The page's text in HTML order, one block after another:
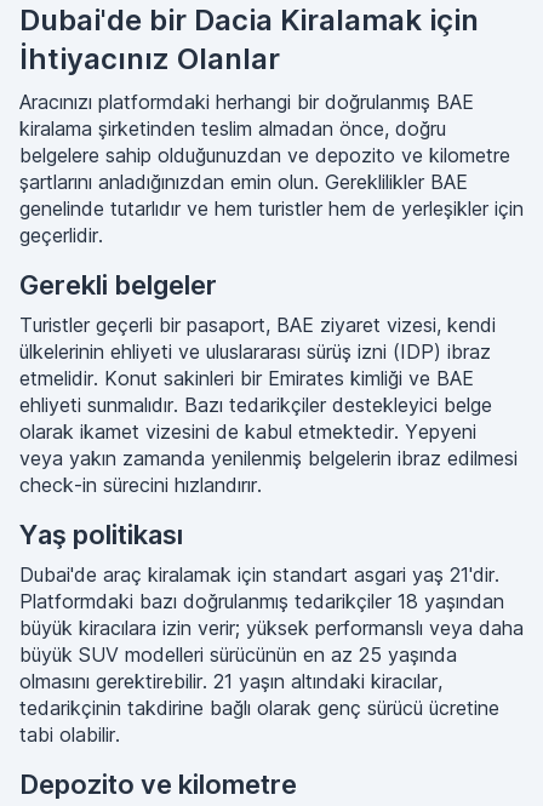
Dubai'de bir Dacia Kiralamak için
İhtiyacınız Olanlar
Aracınızı platformdaki herhangi bir doğrulanmış BAE
kiralama şirketinden teslim almadan önce, doğru
belgelere sahip olduğunuzdan ve depozito ve kilometre
şartlarını anladığınızdan emin olun. Gereklilikler BAE
genelinde tutarlıdır ve hem turistler hem de yerleşikler için
geçerlidir.
Gerekli belgeler
Turistler geçerli bir pasaport, BAE ziyaret vizesi, kendi
ülkelerinin ehliyeti ve uluslararası sürüş izni (IDP) ibraz
etmelidir. Konut sakinleri bir Emirates kimliği ve BAE
ehliyeti sunmalıdır. Bazı tedarikçiler destekleyici belge
olarak ikamet vizesini de kabul etmektedir. Yepyeni
veya yakın zamanda yenilenmiş belgelerin ibraz edilmesi
check-in sürecini hızlandırır.
Yaş politikası
Dubai'de araç kiralamak için standart asgari yaş 21'dir.
Platformdaki bazı doğrulanmış tedarikçiler 18 yaşından
büyük kiracılara izin verir; yüksek performanslı veya daha
büyük SUV modelleri sürücünün en az 25 yaşında
olmasını gerektirebilir. 21 yaşın altındaki kiracılar,
tedarikçinin takdirine bağlı olarak genç sürücü ücretine
tabi olabilir.
Depozito ve kilometre